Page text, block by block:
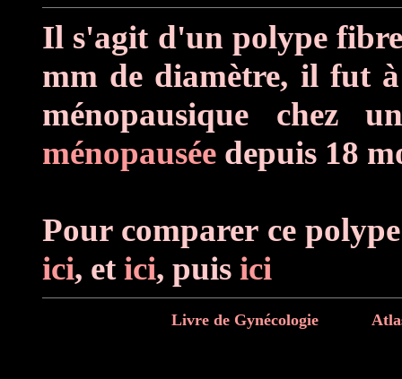
Il s'agit d'un polype
mm de diamètre, il fut
ménopausique chez
ménopausée depuis 18
Pour comparer ce
ici, et ici, puis ici
Livre de Gynécologie